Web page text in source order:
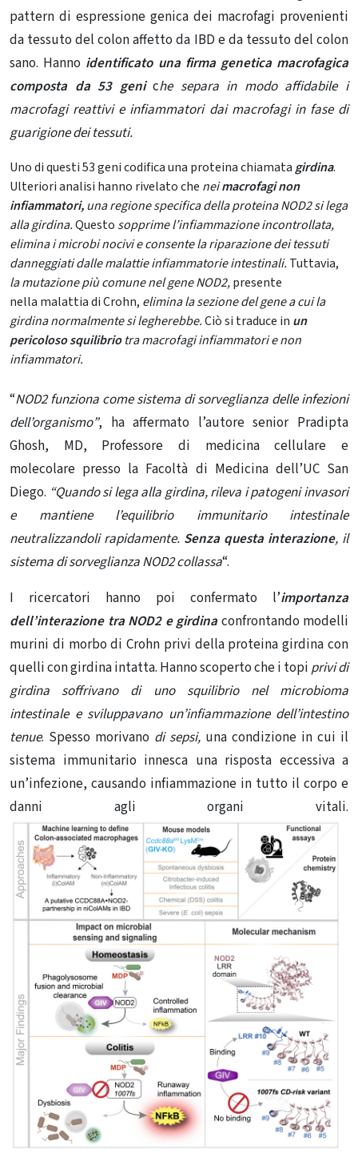
pattern di espressione genica dei macrofagi provenienti
da tessuto del colon affetto da IBD e da tessuto del colon
sano. Hanno identificato una firma genetica macrofagica
composta da 53 geni che separa in modo affidabile i
macrofagi reattivi e infiammatoridai macrofagi in fase di
guarigione dei tessuti.
Uno di questi 53 geni codifica una proteina chiamatagirdina.
Ulteriori analisi hanno rivelato che neimacrofagi non
infiammatori,una regione specifica della proteina NOD2 si lega
alla girdina.Questo sopprimel’infiammazioneincontrollata,
elimina i microbi nocivi e consente la riparazione dei tessuti
danneggiati dallemalattie infiammatorie intestinali. Tuttavia,
lamutazione più comune nel gene NOD2,presente
nella malattia di Crohn, elimina la sezione del gene a cui la
girdina normalmente si legherebbe.Ciò si traduce in un
pericoloso squilibriotra macrofagi infiammatori e non
infiammatori.
“NOD2 funziona come sistema di sorveglianza delle infezioni
dell’organismo”, ha affermato l’autore senior Pradipta
Ghosh, MD, Professore di medicina cellulare e
molecolare presso la Facoltà di Medicina dell’UC San
Diego. “Quando si lega alla girdina, rileva i patogeni invasori
e mantiene l’equilibrio immunitario intestinale
neutralizzandoli rapidamente. Senza questa interazione, il
sistema di sorveglianza NOD2 collassa“.
I ricercatori hanno poi confermato l’importanza
dell’interazione tra NOD2 e girdina confrontando modelli
murini di morbo di Crohn privi della proteina girdina con
quelli con girdina intatta. Hanno scoperto che i topi privi di
girdina soffrivano di uno squilibrio nel microbioma
intestinalee sviluppavano un’infiammazione dell’intestino
tenue. Spesso morivano di sepsi, una condizione in cui il
sistema immunitario innesca una risposta eccessiva a
un’infezione, causando infiammazione in tutto il corpo e
danni agli organi vitali.